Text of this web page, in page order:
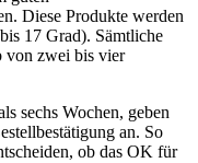
Diese Produkte werden
17 Grad). Sämtliche
von zwei bis vier
sechs Wochen, geben
an. So
ob das OK für